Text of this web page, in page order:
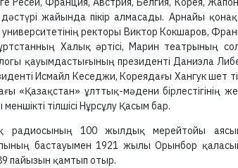
жайында пікір алмасады. Арнайы
ректоры Виктор Кокшаров,
Халық әртісі, Марин театрының
қауымдастығының президенті Даниэла
Исмайл Кеседжи, Кореядағы Хангук шет
«Қазақстан» ұлттық-мәдени бірлестігінің
тілшісі Нұрсұлу Қасым бар.
радиосының 100 жылдық мерейтойы
бастауымен 1921 жылы Орынбор
пайызын қамтып отыр.